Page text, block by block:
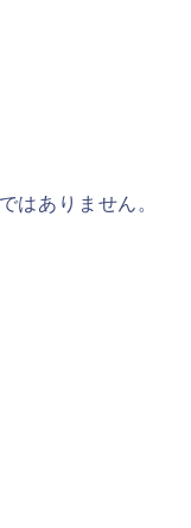
はありません。